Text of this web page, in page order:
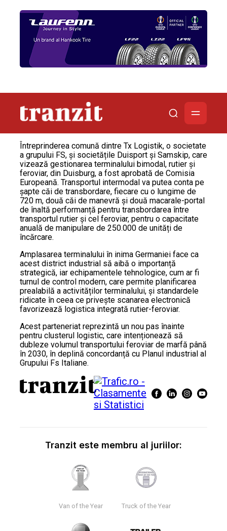
Întreprinderea comună dintre Tx Logistik, o societate
a grupului FS, și societățile Duisport și Samskip, care
vizează gestionarea terminalului bimodal, rutier și
feroviar, din Duisburg, a fost aprobată de Comisia
Europeană. Transportul intermodal va putea conta pe
șapte căi de transbordare, fiecare cu o lungime de
720 m, două căi de manevră și două macarale-portal
de înaltă performanță pentru transbordarea între
transportul rutier și cel feroviar, pentru o capacitate
anuală de manipulare de 250.000 de unități de
încărcare.
Amplasarea terminalului în inima Germaniei face ca
acest district industrial să aibă o importanță
strategică, iar echipamentele tehnologice, cum ar fi
turnul de control modern, care permite planificarea
prealabilă a activităților terminalului, și standardele
ridicate în ceea ce privește scanarea electronică
favorizează logistica integrată rutier-feroviar.
Acest parteneriat reprezintă un nou pas înainte
pentru clusterul logistic, care intenționează să
dubleze volumul transportului feroviar de marfă până
în 2030, în deplină concordanță cu Planul industrial al
Grupului Fs Italiane.
Tranzit este membru al juriilor:
Van of the Year Truck of the Year